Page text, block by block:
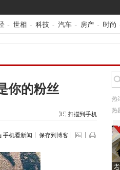
- 世相 - 科技 - 汽车 - 房产 - 时尚
你的粉丝
扫描到手机
手机看新闻 保存到博客
热
热